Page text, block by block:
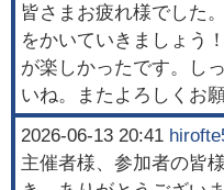
皆さまお疲れ様でした
をかいていきましょう
が楽しかったです。し
いね。またよろしくお
2026-06-13 20:41
主催者様、参加者の皆